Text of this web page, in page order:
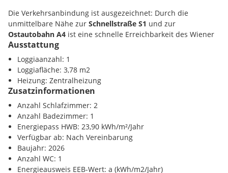
wird das Angebot durch nahegelegene Erholungsflächen
ein gewachsenes städtisches Umfeld.
Dank der Nähe zur
regionale Verkehrsnetz angebunden. Der
Schwechatist in wenigen Minuten erreichbar, zentrale
Wiener Verkehrsknotenpunkte wie Hauptbahnhof oder Wien-
Mitte in rund 15 Minuten. Zusätzlich stärkt die geplante
Verlängerung der Straßenbahnlinie 72
Anbindung nachhaltig.
DerBaustart ist für Q3/2026vorgesehen. Mit einer geplanten
Bauzeit von24 bis 26 Monatenentsteht ein wertstabiles
Projekt in einer der dynamischsten Lagen im Wiener Umland.
Die Verkehrsanbindung ist ausgezeichnet: Durch die
unmittelbare Nähe zur Schnellstraße S1 und zur
Ostautobahn A4 ist eine schnelle Erreichbarkeit des Wiener
Stadtgebiets sowie des regionalen Umlands gewährleistet.
DerFlughafen Wien-Schwechat
zentrale Wiener Verkehrsknotenpunkte wie
Hauptbahnhofoder Wien-Mitte
erreichbar.
Zusätzlich profitiert der Standort von einer sehr guten
öffentlichen Anbindung. Der Bahnhof Schwechat bietet
direkte Verbindungen in die Bundeshauptstadt, während die
geplanteVerlängerung der Straßenbahnlinie 72
Station Simmering nach Schwechat die Standortqualität
künftig weiter erhöht. Die Nähe zum Wiener Bezirk
Ausstattung
Loggiaanzahl: 1
Loggiafläche: 3,78 m2
Heizung: Zentralheizung
Zusatzinformationen
Anzahl Schlafzimmer: 2
Anzahl Badezimmer: 1
Energiepass HWB: 23,90 kWh/m²/Jahr
Verfügbar ab: Nach Vereinbarung
Baujahr: 2026
Anzahl WC: 1
Energieausweis EEB-Wert: a (kWh/m2/Jahr)